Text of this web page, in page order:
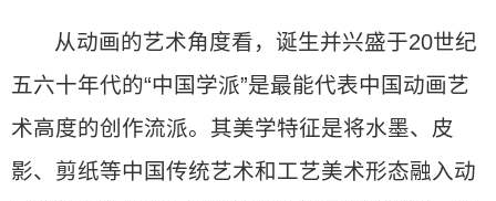
从动画的艺术角度看，诞生并兴盛于20世纪
五六十年代的“中国学派”是最能代表中国动画艺
术高度的创作流派。其美学特征是将水墨、皮
影、剪纸等中国传统艺术和工艺美术形态融入动